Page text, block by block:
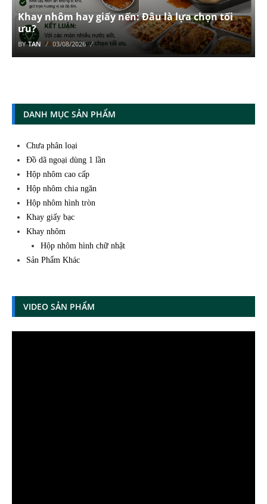
Khay nhôm hay giấy nến: Đâu là lựa chọn tối
ưu?
BYTAN 03/08/2026
DANH MỤC SẢN PHẨM
Chưa phân loại
Đồ dã ngoại dùng 1 lần
Hộp nhôm cao cấp
Hộp nhôm chia ngăn
Hộp nhôm hình tròn
Khay giấy bạc
Khay nhôm
Hộp nhôm hình chữ nhật
Sản Phẩm Khác
VIDEO SẢN PHẨM